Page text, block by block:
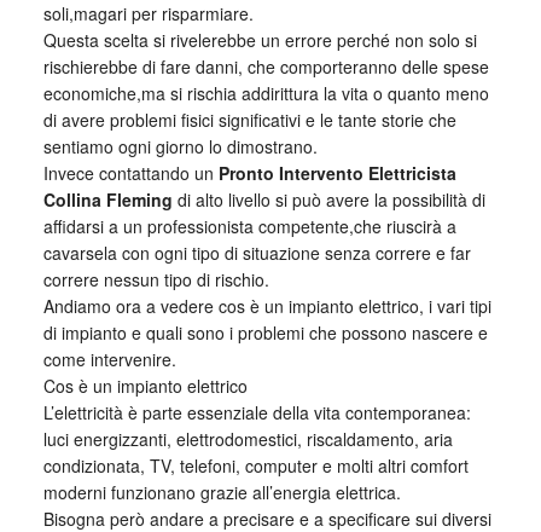
soli,magari per risparmiare.
Questa scelta si rivelerebbe un errore perché non solo si
rischierebbe di fare danni, che comporteranno delle spese
economiche,ma si rischia addirittura la vita o quanto meno
di avere problemi fisici significativi e le tante storie che
sentiamo ogni giorno lo dimostrano.
Invece contattando un Pronto Intervento Elettricista
Collina Fleming di alto livello si può avere la possibilità di
affidarsi a un professionista competente,che riuscirà a
cavarsela con ogni tipo di situazione senza correre e far
correre nessun tipo di rischio.
Andiamo ora a vedere cos è un impianto elettrico, i vari tipi
di impianto e quali sono i problemi che possono nascere e
come intervenire.
Cos è un impianto elettrico
L’elettricità è parte essenziale della vita contemporanea:
luci energizzanti, elettrodomestici, riscaldamento, aria
condizionata, TV, telefoni, computer e molti altri comfort
moderni funzionano grazie all’energia elettrica.
Bisogna però andare a precisare e a specificare sui diversi